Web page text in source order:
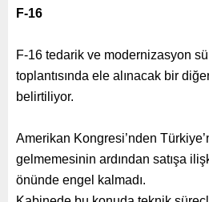
F-16
F-16 tedarik ve modernizasyon
toplantısında ele alınacak bir
belirtiliyor.
Amerikan Kongresi’nden
gelmemesinin ardından satışa
önünde engel kalmadı.